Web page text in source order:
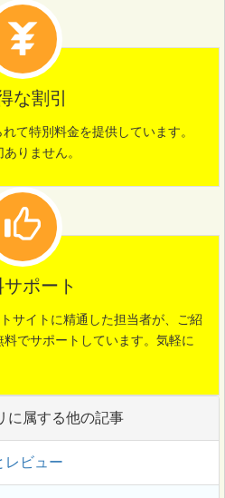
な割引
て特別料金を提供しています。
りません。
ポート
サイトに精通した担当者が、ご紹
でサポートしています。気軽に
に属する他の記事
レビュー